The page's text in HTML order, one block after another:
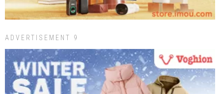
ADVERTISEMENT 9